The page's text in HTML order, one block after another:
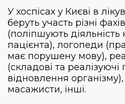
У хоспісах у Києві в
беруть участь різні
(поліпшують діяльність
пацієнта), логопеди
має порушену мову),
(складові та
відновлення
масажисти, інші.